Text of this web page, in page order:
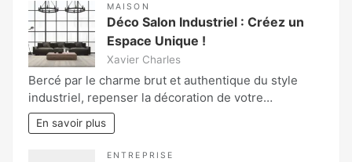
MAISON
Déco Salon Industriel : Créez un
Espace Unique !
Xavier Charles
Bercé par le charme brut et authentique du style
industriel, repenser la décoration de votre…
En savoir plus
ENTREPRISE